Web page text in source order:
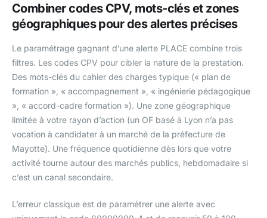
Combiner codes CPV, mots-clés et zones
géographiques pour des alertes précises
Le paramétrage gagnant d’une alerte PLACE combine trois
filtres. Les codes CPV pour cibler la nature de la prestation.
Des mots-clés du cahier des charges typique (« plan de
formation », « accompagnement », « ingénierie pédagogique
», « accord-cadre formation »). Une zone géographique
limitée à votre rayon d’action (un OF basé à Lyon n’a pas
vocation à candidater à un marché de la préfecture de
Mayotte). Une fréquence quotidienne dès lors que votre
activité tourne autour des marchés publics, hebdomadaire si
c’est un canal secondaire.
L’erreur classique est de paramétrer une alerte avec